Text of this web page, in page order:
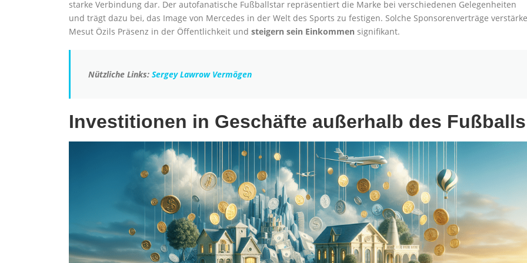
starke Verbindung dar. Der autofanatische Fußballstar repräsentiert die Marke bei verschiedenen Gelegenheiten
und trägt dazu bei, das Image von Mercedes in der Welt des Sports zu festigen. Solche Sponsorenverträge
Mesut Özils Präsenz in der Öffentlichkeit und steigern sein Einkommen signifikant.
Nützliche Links: Sergey Lawrow Vermögen
Investitionen in Geschäfte außerhalb des Fußballs